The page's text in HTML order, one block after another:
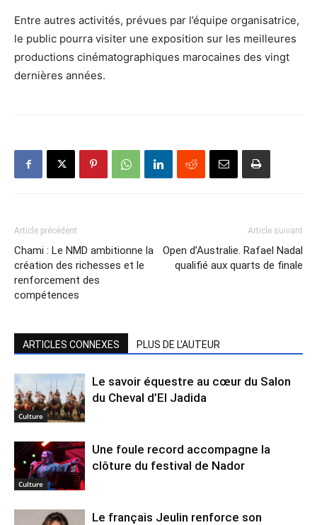
Entre autres activités, prévues par l’équipe organisatrice,
le public pourra visiter une exposition sur les meilleures
productions cinématographiques marocaines des vingt
dernières années.
Article précédent
Chami : Le NMD ambitionne la
création des richesses et le
renforcement des
compétences
Article suivant
Open d’Australie. Rafael Nadal
qualifié aux quarts de finale
ARTICLES CONNEXES PLUS DE L'AUTEUR
Culture
Le savoir équestre au cœur du Salon
du Cheval d’El Jadida
Culture
Une foule record accompagne la
clôture du festival de Nador
Le français Jeulin renforce son